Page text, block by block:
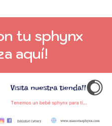
tu sphynx
aquí!